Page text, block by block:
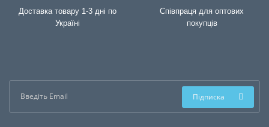
Доставка товару 1-3 дні по
Україні
Співпраця для оптових
покупців
Підписка